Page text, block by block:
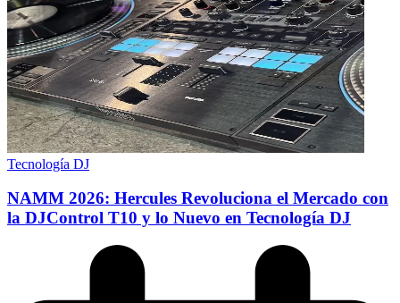
Tecnología DJ
NAMM 2026: Hercules Revoluciona el Mercado con
la DJControl T10 y lo Nuevo en Tecnología DJ